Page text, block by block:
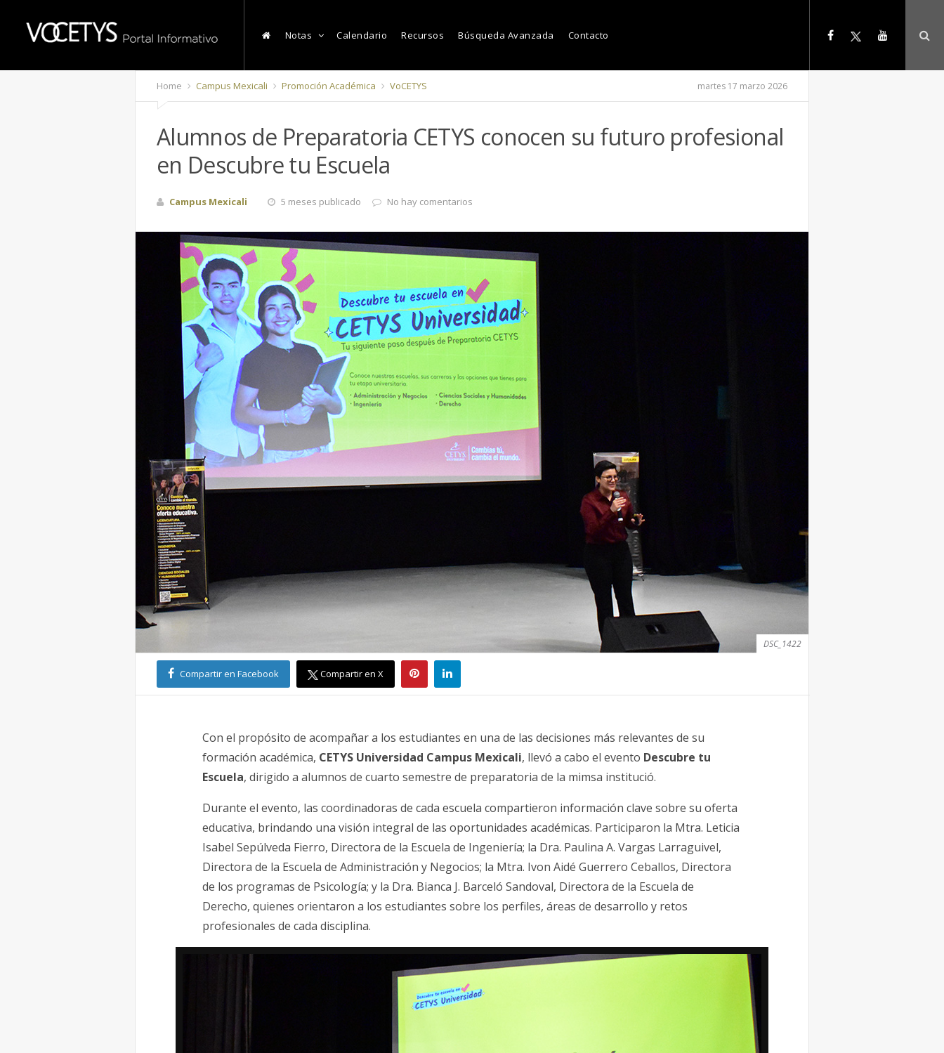
Notas Calendario Recursos Búsqueda Avanzada Contacto
Home Campus Mexicali Promoción Académica VoCETYS martes 17 marzo 2026
Alumnos de Preparatoria CETYS conocen su futuro profesional
en Descubre tu Escuela
Campus Mexicali 5 meses publicado No hay comentarios
DSC_1422
Compartir en Facebook Compartir en X
Con el propósito de acompañar a los estudiantes en una de las decisiones más relevantes de su
formación académica, CETYS Universidad Campus Mexicali, llevó a cabo el evento Descubre tu
Escuela, dirigido a alumnos de cuarto semestre de preparatoria de la mimsa institució.
Durante el evento, las coordinadoras de cada escuela compartieron información clave sobre su oferta
educativa, brindando una visión integral de las oportunidades académicas. Participaron la Mtra. Leticia
Isabel Sepúlveda Fierro, Directora de la Escuela de Ingeniería; la Dra. Paulina A. Vargas Larraguivel,
Directora de la Escuela de Administración y Negocios; la Mtra. Ivon Aidé Guerrero Ceballos, Directora
de los programas de Psicología; y la Dra. Bianca J. Barceló Sandoval, Directora de la Escuela de
Derecho, quienes orientaron a los estudiantes sobre los perfiles, áreas de desarrollo y retos
profesionales de cada disciplina.